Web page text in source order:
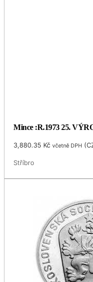
Mince :R.1973 25.
3,880.35 Kč včetně DPH (
Stříbro